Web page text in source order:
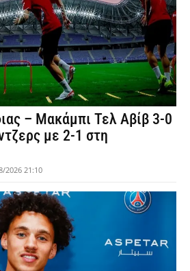
– Μακάμπι Τελ Αβίβ 3-0
με 2-1 στη
2026 21:10